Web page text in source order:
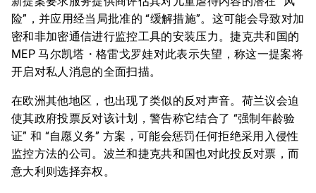
险”，并应用经当局批准的 “缓解措施”。这可能会导致对加
密和非加密通信进行监控工具的安装压力。捷克共和国的
MEP 马尔凯塔・格雷戈罗娃对此表示失望，称这一提案将
开启对私人消息的全面扫描。
在欧洲其他地区，也出现了类似的反对声音。荷兰议会迫
使其政府投票反对该计划，警告称它结合了 “强制年龄验
证” 和 “自愿义务” 方案，可能会惩罚任何拒绝采用入侵性
监控方法的公司。波兰和捷克共和国也对此投反对票，而
意大利则选择弃权。